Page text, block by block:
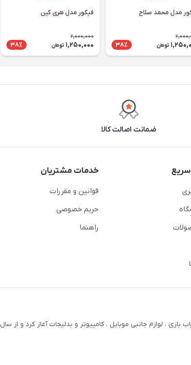
مدل محمد صلاح
تومان 38٪
فیگور مدل هری کین
2,000,000
1,250,000 تومان 38٪
ضمانت اصالت کالا
خدمات مشتریان
قوانین و مقررات
حریم خصوصی
راهنما
) در سال 1387 کار خود را با فروش اسباب بازی ، لوازم جانبی موبایل ، کامپیوتر و بدلیجات آغاز کرد و از سال